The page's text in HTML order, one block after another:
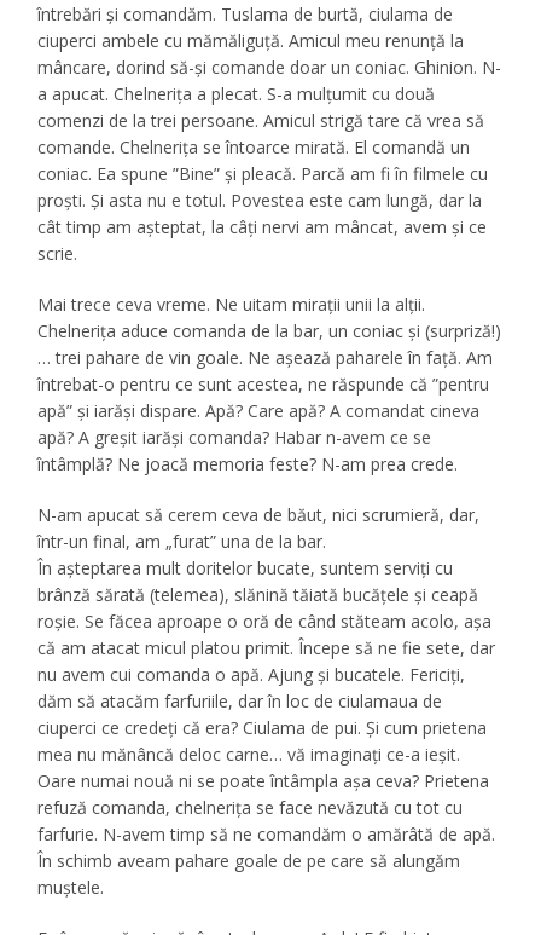
întrebări și comandăm. Tuslama de burtă, ciulama de
ciuperci ambele cu mămăliguţă. Amicul meu renunță la
mâncare, dorind să-și comande doar un coniac. Ghinion. N-
a apucat. Chelnerița a plecat. S-a mulţumit cu două
comenzi de la trei persoane. Amicul strigă tare că vrea să
comande. Chelneriţa se întoarce mirată. El comandă un
coniac. Ea spune ”Bine” și pleacă. Parcă am fi în filmele cu
proşti. Şi asta nu e totul. Povestea este cam lungă, dar la
cât timp am aşteptat, la câţi nervi am mâncat, avem şi ce
scrie.
Mai trece ceva vreme. Ne uitam miraţii unii la alţii.
Chelneriţa aduce comanda de la bar, un coniac și (surpriză!)
… trei pahare de vin goale. Ne așează paharele în față. Am
întrebat-o pentru ce sunt acestea, ne răspunde că ”pentru
apă” și iarăşi dispare. Apă? Care apă? A comandat cineva
apă? A greşit iarăşi comanda? Habar n-avem ce se
întâmplă? Ne joacă memoria feste? N-am prea crede.
N-am apucat să cerem ceva de băut, nici scrumieră, dar,
într-un final, am „furat” una de la bar.
În așteptarea mult doritelor bucate, suntem serviți cu
brânză sărată (telemea), slănină tăiată bucățele și ceapă
roșie. Se făcea aproape o oră de când stăteam acolo, așa
că am atacat micul platou primit. Începe să ne fie sete, dar
nu avem cui comanda o apă. Ajung și bucatele. Fericiți,
dăm să atacăm farfuriile, dar în loc de ciulamaua de
ciuperci ce credeţi că era? Ciulama de pui. Şi cum prietena
mea nu mănâncă deloc carne… vă imaginaţi ce-a ieşit.
Oare numai nouă ni se poate întâmpla aşa ceva? Prietena
refuză comanda, chelnerița se face nevăzută cu tot cu
farfurie. N-avem timp să ne comandăm o amărâtă de apă.
În schimb aveam pahare goale de pe care să alungăm
muştele.